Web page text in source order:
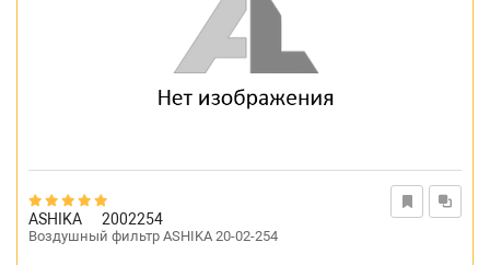
ASHIKA 2002254
Воздушный фильтр ASHIKA 20-02-254